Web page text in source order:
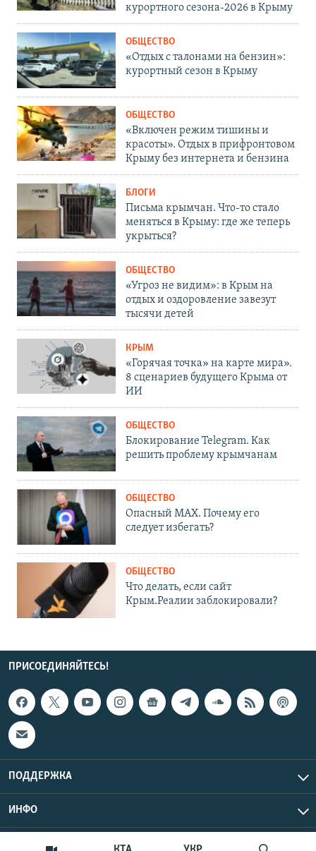
курортного сезона-2026 в Крыму
ОБЩЕСТВО
«Отдых с талонами на бензин»:
курортный сезон в Крыму
ОБЩЕСТВО
«Включен режим тишины и
красоты». Отдых в прифронтовом
Крыму без интернета и бензина
БЛОГИ
Письма крымчан. Что-то стало
меняться в Крыму: где же теперь
укрыться?
ОБЩЕСТВО
«Угроз не видим»: в Крым на
отдых и оздоровление завезут
тысячи детей
КРЫМ
«Горячая точка» на карте мира».
8 сценариев будущего Крыма от
ИИ
ОБЩЕСТВО
Блокирование Telegram. Как
решить проблему крымчанам
ОБЩЕСТВО
Опасный MAX. Почему его
следует избегать?
ОБЩЕСТВО
Что делать, если сайт
Крым.Реалии заблокировали?
ПРИСОЕДИНЯЙТЕСЬ!
ПОДДЕРЖКА
ИНФО
Copyright Крым.Реалии, 2026 | Все права защищены.
UTC+3